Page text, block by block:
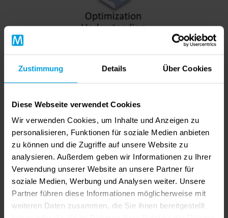
Zustimmung Details Über Cookies
Diese Webseite verwendet Cookies
Wir verwenden Cookies, um Inhalte und Anzeigen zu
personalisieren, Funktionen für soziale Medien anbieten
zu können und die Zugriffe auf unsere Website zu
analysieren. Außerdem geben wir Informationen zu Ihrer
Verwendung unserer Website an unsere Partner für
soziale Medien, Werbung und Analysen weiter. Unsere
Partner führen diese Informationen möglicherweise mit
weiteren Daten zusammen, die Sie ihnen bereitgestellt
Messdaten (Rollenwerkzeuge, Profilqualität)
Kompetenz und Erfahrung
Optimierung / Prozesswissen / Entwicklung
Ergebnis:
Analyse- und Optimierungsbericht
Konstruktionspläne der Werkzeuge
Rollenfertigung
Besseres Prozesswissen